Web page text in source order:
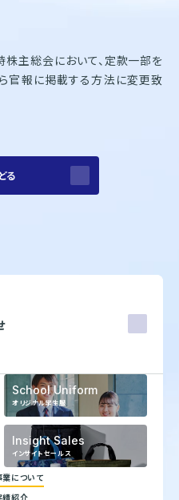
Design CO., Ltd.
主総会において、定款一部を
官報に掲載する方法に変更致
る
School Uniform
オリジナル学生服
Insight Sales
インサイトセールス
業について
績紹介